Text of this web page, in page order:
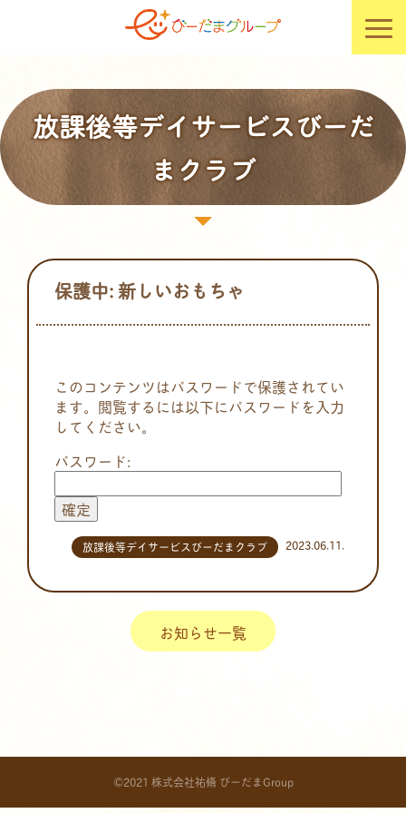
放課後等デイサービスびーだ
まクラブ
保護中: 新しいおもちゃ
このコンテンツはパスワードで保護されてい
ます。閲覧するには以下にパスワードを入力
してください。
パスワード:
2023.06.11.
放課後等デイサービスびーだまクラブ
お知らせ一覧
©2021 株式会社祐脩 びーだまGroup